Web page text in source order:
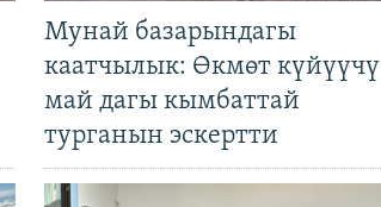
Мунай базарындагы
каатчылык: Өкмөт күйүүчү
май дагы кымбаттай
турганын эскертти